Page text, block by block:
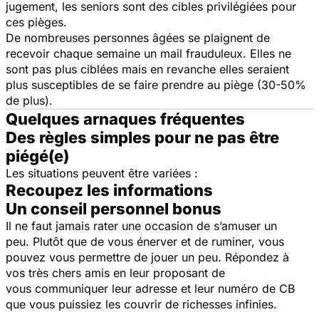
jugement, les seniors sont des cibles privilégiées pour
ces pièges.
De nombreuses personnes âgées se plaignent de
recevoir chaque semaine un mail frauduleux. Elles ne
sont pas plus ciblées mais en revanche elles seraient
plus susceptibles de se faire prendre au piège (30-50%
de plus).
Quelques arnaques fréquentes
Des règles simples pour ne pas être
piégé(e)
Les situations peuvent être variées :
Recoupez les informations
Un conseil personnel bonus
Il ne faut jamais rater une occasion de s’amuser un
peu. Plutôt que de vous énerver et de ruminer, vous
pouvez vous permettre de jouer un peu. Répondez à
vos très chers amis en leur proposant de
vous communiquer leur adresse et leur numéro de CB
que vous puissiez les couvrir de richesses infinies.